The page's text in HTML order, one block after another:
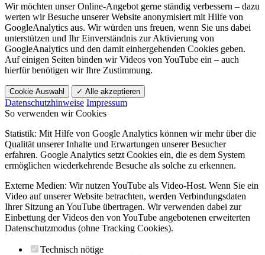
Wir möchten unser Online-Angebot gerne ständig verbessern – dazu
werten wir Besuche unserer Website anonymisiert mit Hilfe von
GoogleAnalytics aus. Wir würden uns freuen, wenn Sie uns dabei
unterstützen und Ihr Einverständnis zur Aktivierung von
GoogleAnalytics und den damit einhergehenden Cookies geben.
Auf einigen Seiten binden wir Videos von YouTube ein – auch
hierfür benötigen wir Ihre Zustimmung.
Cookie Auswahl ✓ Alle akzeptieren
Datenschutzhinweise Impressum
So verwenden wir Cookies
Statistik: Mit Hilfe von Google Analytics können wir mehr über die
Qualität unserer Inhalte und Erwartungen unserer Besucher
erfahren. Google Analytics setzt Cookies ein, die es dem System
ermöglichen wiederkehrende Besuche als solche zu erkennen.
Externe Medien: Wir nutzen YouTube als Video-Host. Wenn Sie ein
Video auf unserer Website betrachten, werden Verbindungsdaten
Ihrer Sitzung an YouTube übertragen. Wir verwenden dabei zur
Einbettung der Videos den von YouTube angebotenen erweiterten
Datenschutzmodus (ohne Tracking Cookies).
Technisch nötige